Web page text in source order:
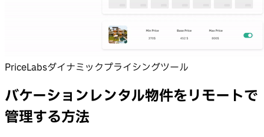
PriceLabsダイナミックプライシングツール
バケーションレンタル物件をリモートで
管理する方法